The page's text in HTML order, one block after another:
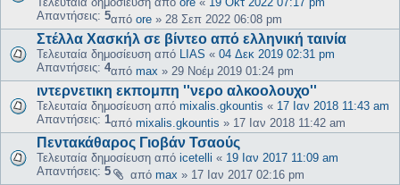
Απαντήσεις: 5από ore » 28 Σεπ 2022 06:08 pm
Στέλλα Χασκήλ σε βίντεο από ελληνική ταινία
Τελευταία δημοσίευση από LIAS « 04 Δεκ 2019 02:31 pm
Απαντήσεις: 4από max » 29 Νοέμ 2019 01:24 pm
ιντερνετικη εκπομπη ''νερο αλκοολουχο''
Τελευταία δημοσίευση από mixalis.gkountis « 17 Ιαν 2018 11:43 am
Απαντήσεις: 1από mixalis.gkountis » 17 Ιαν 2018 11:42 am
Πεντακάθαρος Γιοβάν Τσαούς
Τελευταία δημοσίευση από icetelli « 19 Ιαν 2017 11:09 am
Απαντήσεις: 5 από max » 17 Ιαν 2017 02:16 pm